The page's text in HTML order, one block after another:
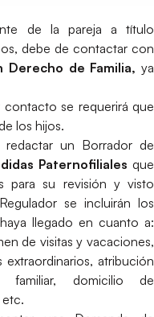
de la pareja a título
debe de contactar con
Derecho de Familia, ya
se requerirá que
los hijos.
un Borrador de
Paternofiliales que
para su revisión y visto
se incluirán los
llegado en cuanto a:
de visitas y vacaciones,
atribución
domicilio de